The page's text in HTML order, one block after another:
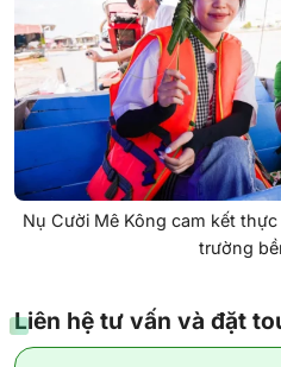
Nụ Cười Mê Kông cam kết
trường
Liên hệ tư vấn và đặt